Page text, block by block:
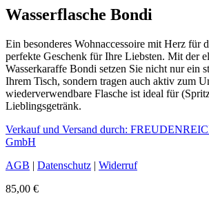
Wasserflasche Bondi
Ein besonderes Wohnaccessoire mit Herz für
perfekte Geschenk für Ihre Liebsten. Mit der
Wasserkaraffe Bondi setzen Sie nicht nur ein
Ihrem Tisch, sondern tragen auch aktiv zum
wiederverwendbare Flasche ist ideal für
Lieblingsgetränk.
Verkauf und Versand durch:
GmbH
AGB | Datenschutz | Widerruf
85,00 €